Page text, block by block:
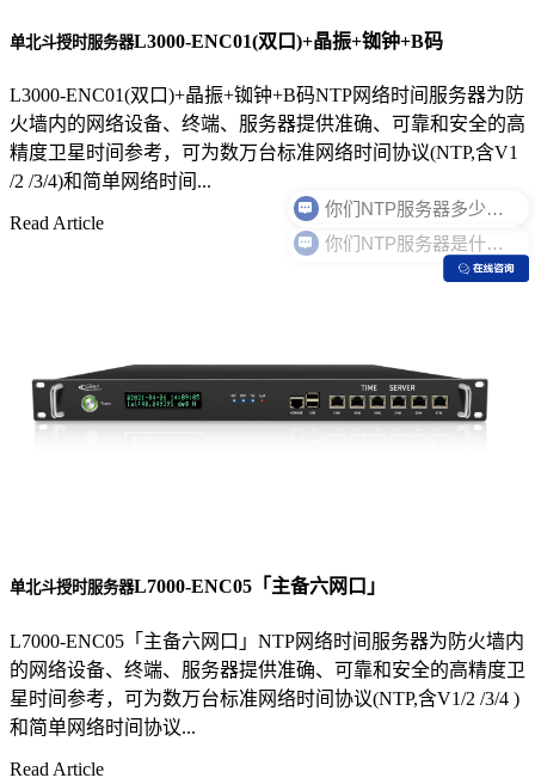
单北斗授时服务器L3000-ENC01(双口)+晶振+铷钟+B码
L3000-ENC01(双口)+晶振+铷钟+B码NTP网络时间服务器为防
火墙内的网络设备、终端、服务器提供准确、可靠和安全的高
精度卫星时间参考，可为数万台标准网络时间协议(NTP,含V1
/2 /3/4)和简单网络时间...
Read Article
单北斗授时服务器L7000-ENC05「主备六网口」
L7000-ENC05「主备六网口」NTP网络时间服务器为防火墙内
的网络设备、终端、服务器提供准确、可靠和安全的高精度卫
星时间参考，可为数万台标准网络时间协议(NTP,含V1/2 /3/4 )
和简单网络时间协议...
Read Article